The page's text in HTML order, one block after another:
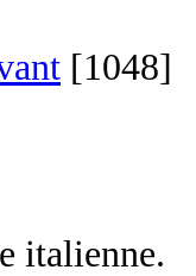
[1048]
italienne.